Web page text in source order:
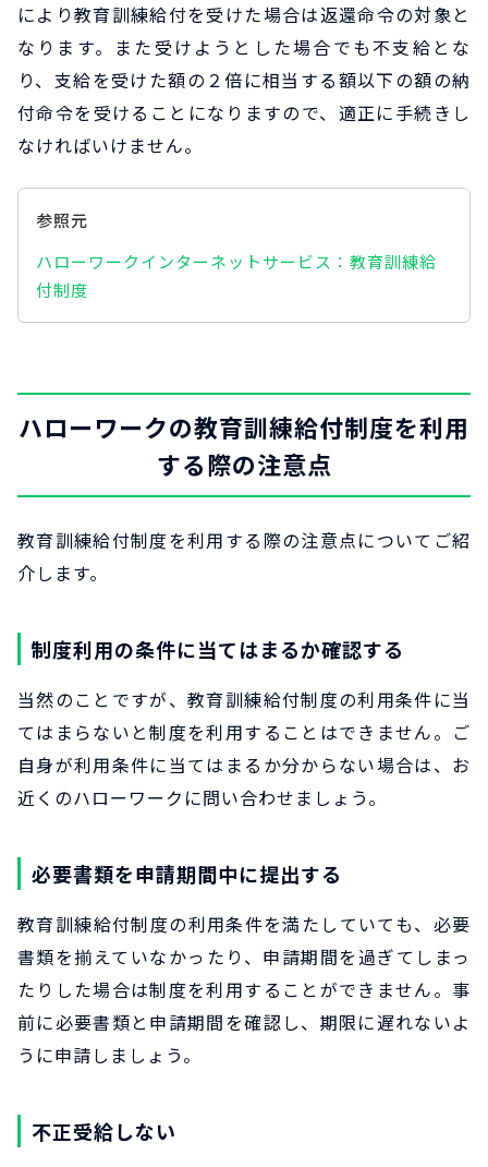
により教育訓練給付を受けた場合は返還命令の対象と
なります。また受けようとした場合でも不支給とな
り、支給を受けた額の２倍に相当する額以下の額の納
付命令を受けることになりますので、適正に手続きし
なければいけません。
参照元
ハローワークインターネットサービス：教育訓練給
付制度
ハローワークの教育訓練給付制度を利用
する際の注意点
教育訓練給付制度を利用する際の注意点についてご紹
介します。
制度利用の条件に当てはまるか確認する
当然のことですが、教育訓練給付制度の利用条件に当
てはまらないと制度を利用することはできません。ご
自身が利用条件に当てはまるか分からない場合は、お
近くのハローワークに問い合わせましょう。
必要書類を申請期間中に提出する
教育訓練給付制度の利用条件を満たしていても、必要
書類を揃えていなかったり、申請期間を過ぎてしまっ
たりした場合は制度を利用することができません。事
前に必要書類と申請期間を確認し、期限に遅れないよ
うに申請しましょう。
不正受給しない